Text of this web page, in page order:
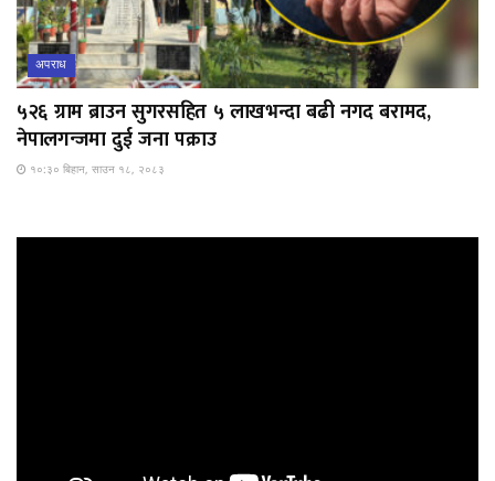
अपराध
५२६ ग्राम ब्राउन सुगरसहित ५ लाखभन्दा बढी नगद बरामद,
नेपालगन्जमा दुई जना पक्राउ
१०:३० बिहान, साउन १८, २०८३